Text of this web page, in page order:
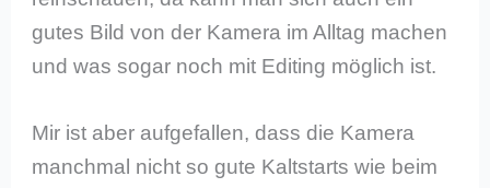
gutes Bild von der Kamera im Alltag machen
und was sogar noch mit Editing möglich ist.
Mir ist aber aufgefallen, dass die Kamera
manchmal nicht so gute Kaltstarts wie beim